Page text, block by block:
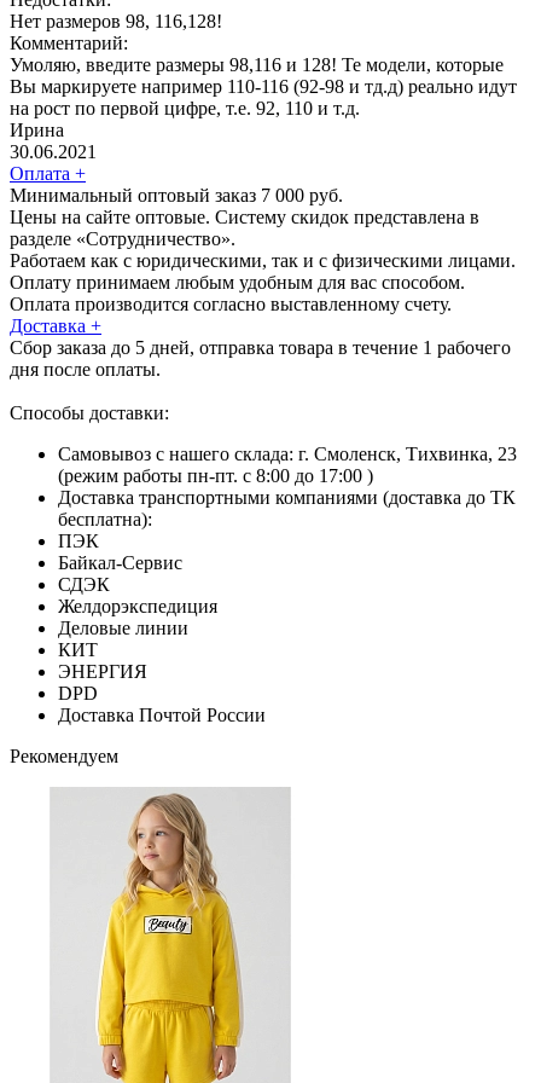
Нет размеров 98, 116,128!
Комментарий:
Умоляю, введите размеры 98,116 и 128! Те модели, которые
Вы маркируете например 110-116 (92-98 и тд.д) реально идут
на рост по первой цифре, т.е. 92, 110 и т.д.
Ирина
30.06.2021
Оплата +
Минимальный оптовый заказ 7 000 руб.
Цены на сайте оптовые. Систему скидок представлена в
разделе «Сотрудничество».
Работаем как с юридическими, так и с физическими лицами.
Оплату принимаем любым удобным для вас способом.
Оплата производится согласно выставленному счету.
Доставка +
Сбор заказа до 5 дней, отправка товара в течение 1 рабочего
дня после оплаты.
Способы доставки:
Самовывоз с нашего склада: г. Смоленск, Тихвинка, 23
(режим работы пн-пт. с 8:00 до 17:00 )
Доставка транспортными компаниями (доставка до ТК
бесплатна):
ПЭК
Байкал-Сервис
СДЭК
Желдорэкспедиция
Деловые линии
КИТ
ЭНЕРГИЯ
DPD
Доставка Почтой России
Рекомендуем